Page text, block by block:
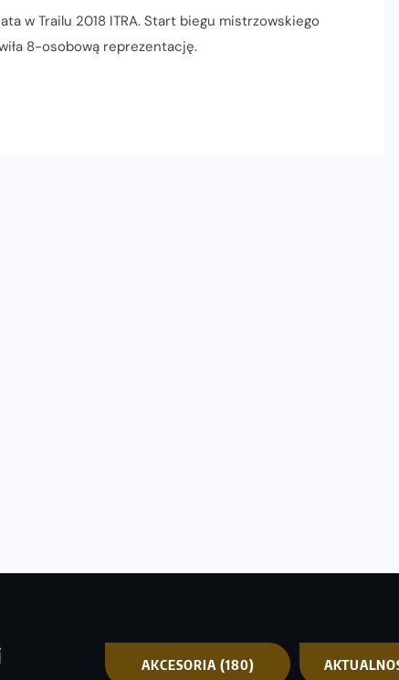
w Trailu 2018 ITRA. Start biegu mistrzowskiego
8-osobową reprezentację.
AKCESORIA (180)